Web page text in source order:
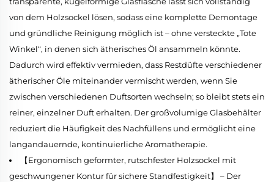
von dem Holzsockel lösen, sodass eine komplette Demontage
und gründliche Reinigung möglich ist – ohne versteckte „Tote
Winkel“, in denen sich ätherisches Öl ansammeln könnte.
Dadurch wird effektiv vermieden, dass Restdüfte verschiedener
ätherischer Öle miteinander vermischt werden, wenn Sie
zwischen verschiedenen Duftsorten wechseln; so bleibt stets ein
reiner, einzelner Duft erhalten. Der großvolumige Glasbehälter
reduziert die Häufigkeit des Nachfüllens und ermöglicht eine
langandauernde, kontinuierliche Aromatherapie.
【Ergonomisch geformter, rutschfester Holzsockel mit
geschwungener Kontur für sichere Standfestigkeit】 – Der